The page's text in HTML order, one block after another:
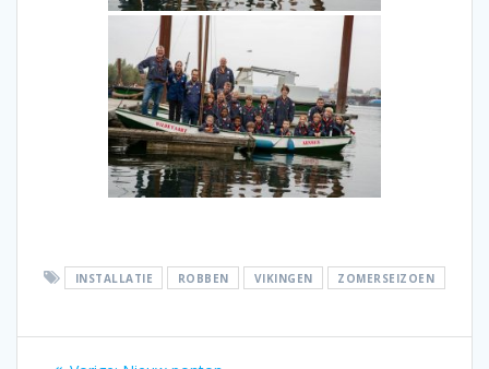
INSTALLATIE ROBBEN VIKINGEN ZOMERSEIZOEN
Bericht